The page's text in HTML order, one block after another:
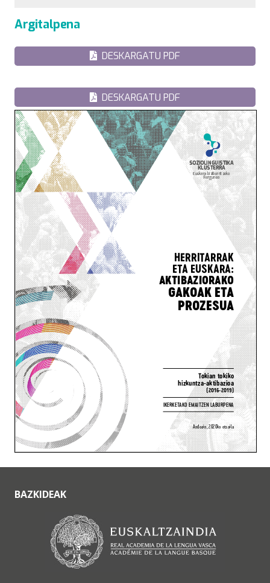
Argitalpena
DESKARGATU PDF
DESKARGATU PDF
BAZKIDEAK